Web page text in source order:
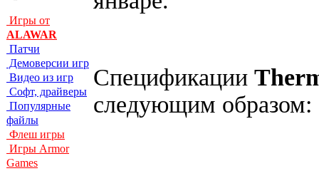
Игры от
ALAWAR
Патчи
Демоверсии игр
Видео из игр
Софт, драйверы
Популярные
файлы
Флеш игры
Игры Armor
Games
Спецификации
следующим образом: